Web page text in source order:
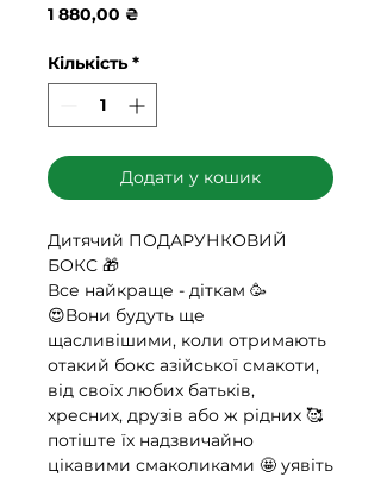
1 880,00 ₴
Кількість *
Додати у кошик
Дитячий ПОДАРУНКОВИЙ
БОКС 🎁
Все найкраще - діткам 🥳
😍Вони будуть ще
щасливішими, коли отримають
отакий бокс азійської смакоти,
від своїх любих батьків,
хресних, друзів або ж рідних 🥰
потіште їх надзвичайно
цікавими смаколиками 🤩 уявіть